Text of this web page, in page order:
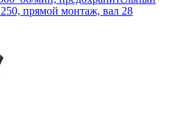
прямой монтаж, вал 28